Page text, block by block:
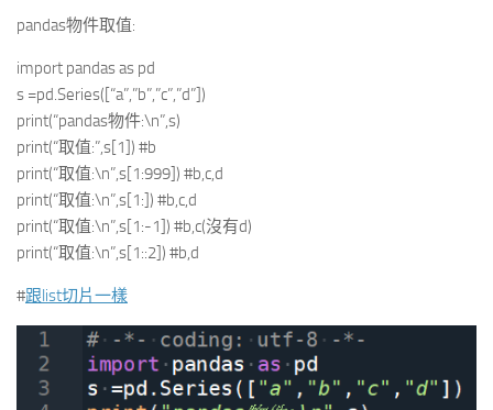
pandas物件取值:
import pandas as pd
s =pd.Series([“a”,”b”,”c”,”d”])
print(“pandas物件:\n”,s)
print(“取值:”,s[1]) #b
print(“取值:\n”,s[1:999]) #b,c,d
print(“取值:\n”,s[1:]) #b,c,d
print(“取值:\n”,s[1:-1]) #b,c(沒有d)
print(“取值:\n”,s[1::2]) #b,d
#跟list切片一樣